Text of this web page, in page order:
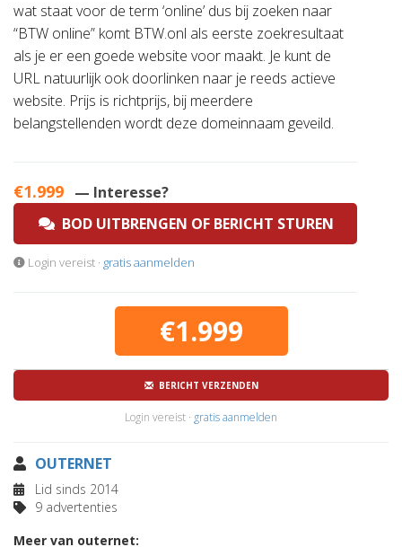
wat staat voor de term ‘online’ dus bij zoeken naar
“BTW online” komt BTW.onl als eerste zoekresultaat
als je er een goede website voor maakt. Je kunt de
URL natuurlijk ook doorlinken naar je reeds actieve
website. Prijs is richtprijs, bij meerdere
belangstellenden wordt deze domeinnaam geveild.
€1.999 — Interesse?
BOD UITBRENGEN OF BERICHT STUREN
Login vereist · gratis aanmelden
€1.999
BERICHT VERZENDEN
Login vereist · gratis aanmelden
OUTERNET
Lid sinds 2014
9 advertenties
Meer van outernet: